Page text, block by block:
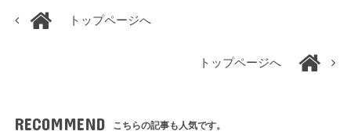
トップページへ
トップページへ
RECOMMEND こちらの記事も人気です。